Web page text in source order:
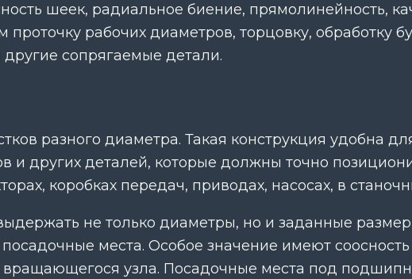
шеек, радиальное биение, прямолинейность,
рабочих диаметров, торцовку, обработку
сопрягаемые детали.
разного диаметра. Такая конструкция удобна
и других деталей, которые должны точно
коробках передач, приводах, насосах, в
не только диаметры, но и заданные
места. Особое значение имеют
вращающегося узла. Посадочные места под